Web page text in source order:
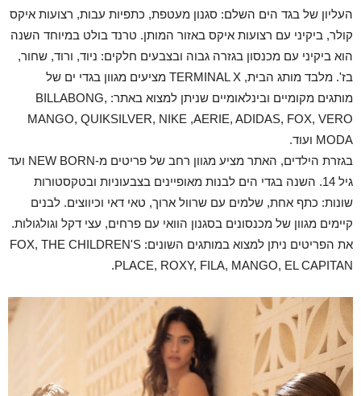
העליון של בגד הים השלם: סגנון מעטפת, כתפיות עבות, רצועות איקס
קולר, ביקיני עם רצועות איקס באזור המותן. טרנד בולט במיוחד השנה
הוא ביקיני עם מכנסון בגזרה גבוה ובצבעים חלקים: ניוד, ורוד, שחור,
בז'. מלבד מותג הבית, TERMINAL X מציעים מגוון בגדי ים של
מותגים מקומיים ובינלאומיים שניתן למצוא באתר: BILLABONG,
MANGO, QUIKSILVER, NIKE ,AERIE, ADIDAS, FOX, VERO
MODA ועוד.
בגזרת הילדים, האתר מציע מגוון רחב של פריטים מ-NEW BORN ועד
גיל 14. השנה בגדי הים לבנות מאופיינים בצבעוניות ובטקסטורות
שונות: כתף אחת, שלמים עם שרוול ארוך, טאי דאי וכיווצים. לבנים
קיימים מגוון של מכנסונים בסגנון הוואי עם פרחים, עצי דקל וגולגולות.
את הפריטים ניתן למצוא במותגים השונים: FOX, THE CHILDREN'S
PLACE, ROXY, FILA, MANGO, EL CAPITAN.